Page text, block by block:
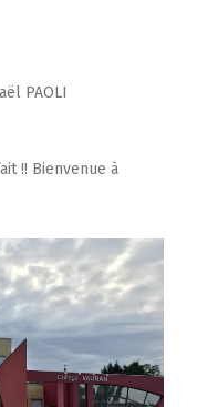
PAOLI
!! Bienvenue à